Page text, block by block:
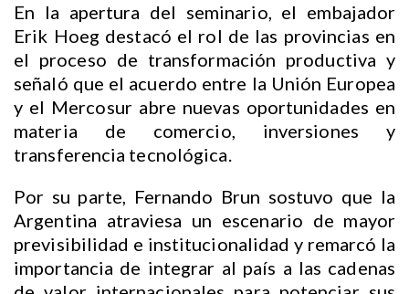
En la apertura del seminario, el embajador
Erik Hoeg destacó el rol de las provincias en
el proceso de transformación productiva y
señaló que el acuerdo entre la Unión Europea
y el Mercosur abre nuevas oportunidades en
materia de comercio, inversiones y
transferencia tecnológica.
Por su parte, Fernando Brun sostuvo que la
Argentina atraviesa un escenario de mayor
previsibilidad e institucionalidad y remarcó la
importancia de integrar al país a las cadenas